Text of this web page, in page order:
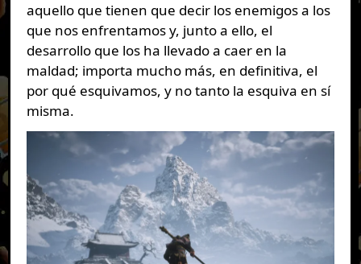
aquello que tienen que decir los enemigos a los
que nos enfrentamos y, junto a ello, el
desarrollo que los ha llevado a caer en la
maldad; importa mucho más, en definitiva, el
por qué esquivamos, y no tanto la esquiva en sí
misma.